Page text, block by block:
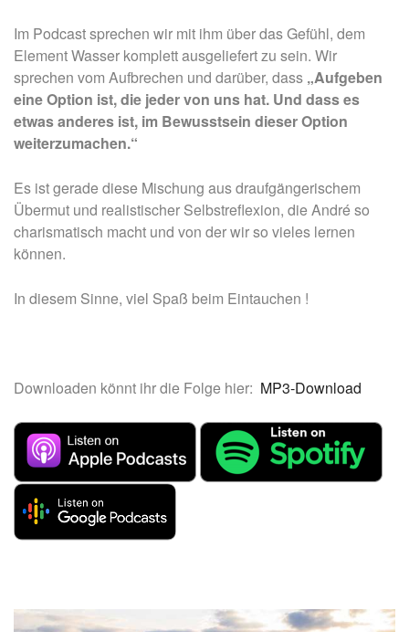
Im Podcast sprechen wir mit ihm über das Gefühl, dem
Element Wasser komplett ausgeliefert zu sein. Wir
sprechen vom Aufbrechen und darüber, dass „Aufgeben
eine Option ist, die jeder von uns hat. Und dass es
etwas anderes ist, im Bewusstsein dieser Option
weiterzumachen.“
Es ist gerade diese Mischung aus draufgängerischem
Übermut und realistischer Selbstreflexion, die André so
charismatisch macht und von der wir so vieles lernen
können.
In diesem Sinne, viel Spaß beim Eintauchen !
Downloaden könnt ihr die Folge hier: MP3-Download